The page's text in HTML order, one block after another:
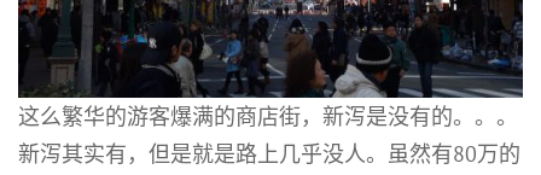
这么繁华的游客爆满的商店街，新泻是没有的。。。
新泻其实有，但是就是路上几乎没人。虽然有80万的